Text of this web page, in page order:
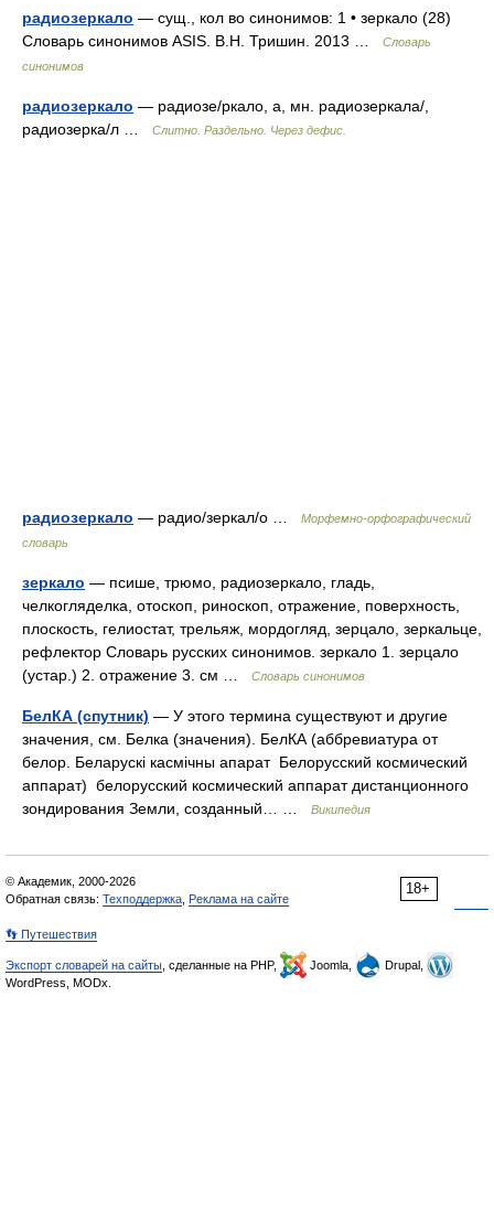
радиозеркало — сущ., кол во синонимов: 1 • зеркало (28)
Словарь синонимов ASIS. В.Н. Тришин. 2013 …
Словарь
синонимов
радиозеркало — радиозе/ркало, а, мн. радиозеркала/,
радиозерка/л …
Слитно. Раздельно. Через дефис.
радиозеркало — радио/зеркал/о …
Морфемно-орфографический
словарь
зеркало — псише, трюмо, радиозеркало, гладь,
челкогляделка, отоскоп, риноскоп, отражение, поверхность,
плоскость, гелиостат, трельяж, мордогляд, зерцало, зеркальце,
рефлектор Словарь русских синонимов. зеркало 1. зерцало
(устар.) 2. отражение 3. см …
Словарь синонимов
БелКА (спутник) — У этого термина существуют и другие
значения, см. Белка (значения). БелКА (аббревиатура от
белор. Беларускі касмічны апарат Белорусский космический
аппарат) белорусский космический аппарат дистанционного
зондирования Земли, созданный… …
Википедия
18+
© Академик, 2000-2026
Обратная связь: Техподдержка Реклама на сайте
👣 Путешествия
Экспорт словарей на сайты , сделанные на PHP, Joomla,
Drupal,
WordPress, MODx.